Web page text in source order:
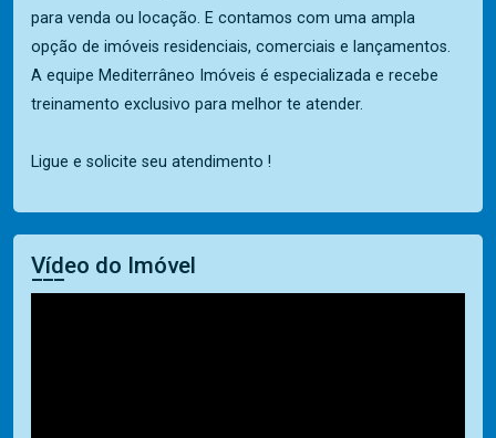
para venda ou locação. E contamos com uma ampla
opção de imóveis residenciais, comerciais e lançamentos.
A equipe Mediterrâneo Imóveis é especializada e recebe
treinamento exclusivo para melhor te atender.
Ligue e solicite seu atendimento !
Vídeo do Imóvel